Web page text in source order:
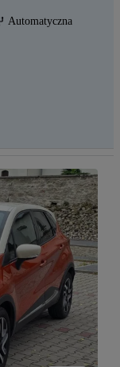
Automatyczna